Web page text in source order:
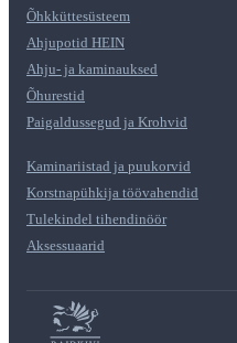
Õhkküttesüsteem
Ahjupotid HEIN
Ahju- ja kaminauksed
Õhurestid
Paigaldussegud ja Krohvid
Kaminariistad ja puukorvid
Korstnapühkija töövahendid
Tulekindel tihendinöör
Aksessuaarid